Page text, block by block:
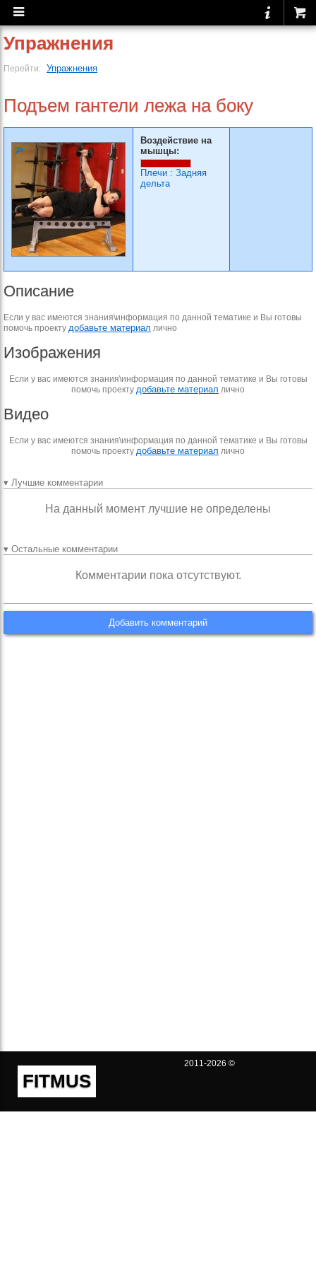
Упражнения
Перейти: Упражнения
Подъем гантели лежа на боку
Воздействие на
мышцы:
Плечи : Задняя
дельта
Описание
Если у вас имеются знания\информация по данной тематике и Вы готовы
помочь проекту добавьте материал лично
Изображения
Если у вас имеются знания\информация по данной тематике и Вы готовы
помочь проекту добавьте материал лично
Видео
Если у вас имеются знания\информация по данной тематике и Вы готовы
помочь проекту добавьте материал лично
▾ Лучшие комментарии
На данный момент лучшие не определены
▾ Остальные комментарии
Комментарии пока отсутствуют.
Добавить комментарий
FITMUS
2011-2026 ©